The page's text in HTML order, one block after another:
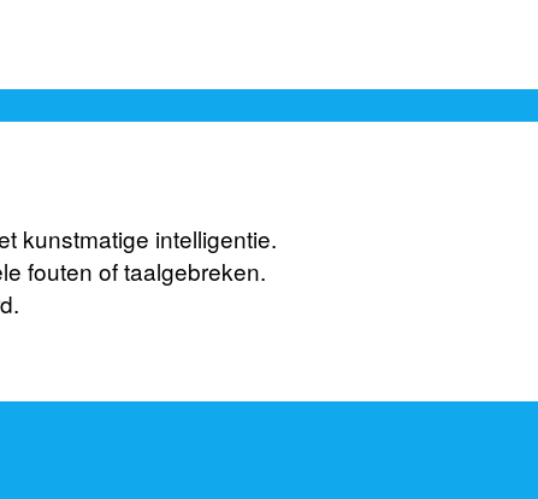
kunstmatige intelligentie.
fouten of taalgebreken.